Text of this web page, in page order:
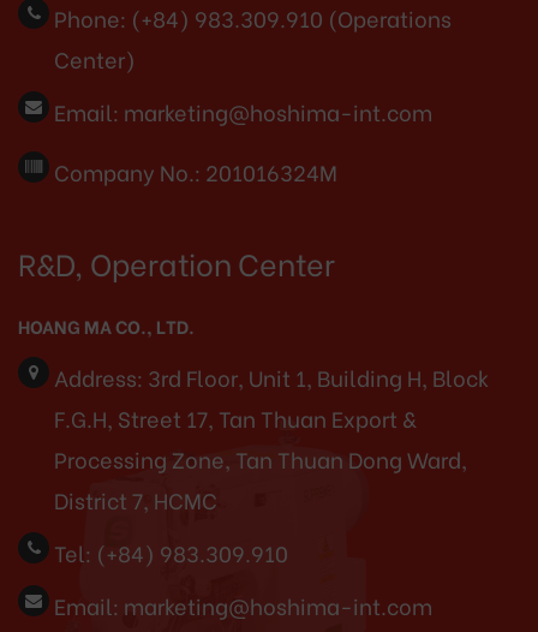
Phone: (+84) 983.309.910 (Operations
Center)
Email: marketing@hoshima-int.com
Company No.: 201016324M
R&D, Operation Center
HOANG MA CO., LTD.
Address: 3rd Floor, Unit 1, Building H, Block
F.G.H, Street 17, Tan Thuan Export &
Processing Zone, Tan Thuan Dong Ward,
District 7, HCMC
Tel: (+84) 983.309.910
Email: marketing@hoshima-int.com